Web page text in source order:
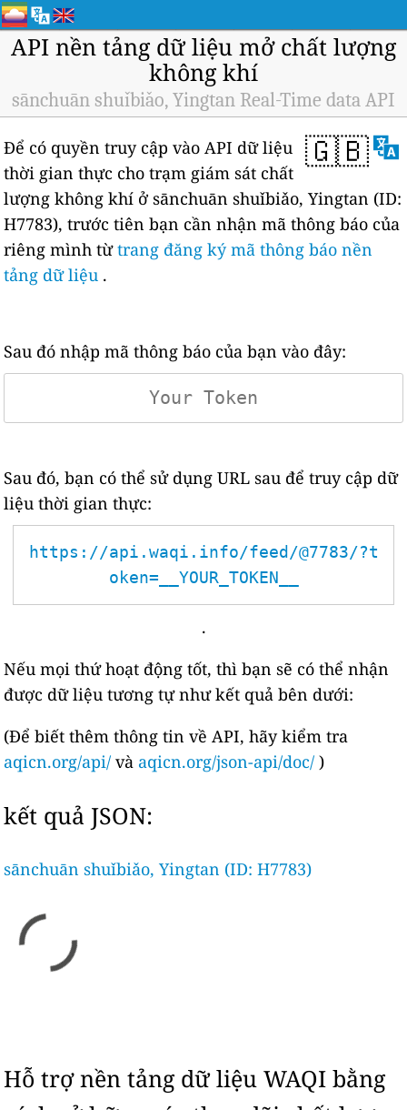
API nền tảng dữ liệu mở chất lượng
không khí
sānchuān shuǐbiǎo, Yingtan Real-Time data API
🇬🇧
Để có quyền truy cập vào API dữ liệu
thời gian thực cho trạm giám sát chất
lượng không khí ở sānchuān shuǐbiǎo, Yingtan (ID:
H7783), trước tiên bạn cần nhận mã thông báo của
riêng mình từtrang đăng ký mã thông báo nền
tảng dữ liệu .
Sau đó nhập mã thông báo của bạn vào đây:
Sau đó, bạn có thể sử dụng URL sau để truy cập dữ
liệu thời gian thực:
https://api.waqi.info/feed/@7783/?t
oken=__YOUR_TOKEN__
.
Nếu mọi thứ hoạt động tốt, thì bạn sẽ có thể nhận
được dữ liệu tương tự như kết quả bên dưới:
(Để biết thêm thông tin về API, hãy kiểm tra
aqicn.org/api/ và aqicn.org/json-api/doc/ )
kết quả JSON:
sānchuān shuǐbiǎo, Yingtan (ID: H7783)
Hỗ trợ nền tảng dữ liệu WAQI bằng